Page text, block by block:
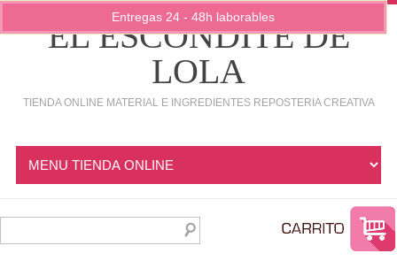
EL ESCONDITE DE
LOLA
TIENDA ONLINE MATERIAL E INGREDIENTES REPOSTERIA CREATIVA
Entregas 24 - 48h laborables